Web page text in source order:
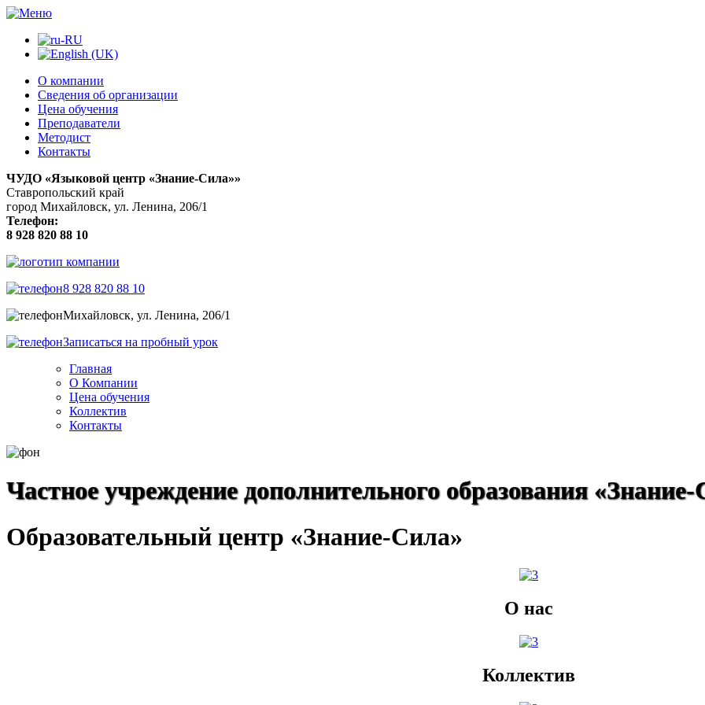
О компании
Сведения об организации
Цена обучения
Преподаватели
Методист
Контакты
ЧУДО «Языковой центр «Знание-Сила»»
Ставропольский край
город Михайловск, ул. Ленина, 206/1
Телефон:
8 928 820 88 10
8 928 820 88 10
Михайловск, ул. Ленина, 206/1
Записаться на пробный урок
Главная
О Компании
Цена обучения
Коллектив
Контакты
Частное учреждение дополнительного образования
Образовательный центр «Знание-Сила»
О нас
Коллектив